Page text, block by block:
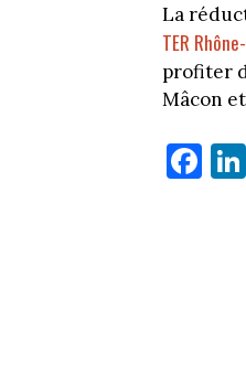
La
TER
profiter
Mâcon
Fa
ce